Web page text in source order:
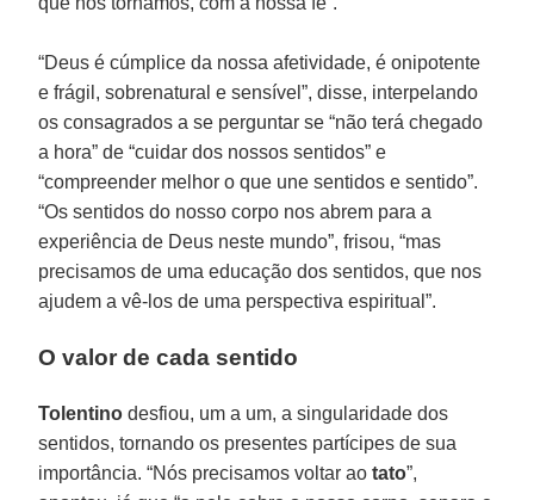
“Deus é cúmplice da nossa afetividade, é onipotente
e frágil, sobrenatural e sensível”, disse, interpelando
os consagrados a se perguntar se “não terá chegado
a hora” de “cuidar dos nossos sentidos” e
“compreender melhor o que une sentidos e sentido”.
“Os sentidos do nosso corpo nos abrem para a
experiência de Deus neste mundo”, frisou, “mas
precisamos de uma educação dos sentidos, que nos
ajudem a vê-los de uma perspectiva espiritual”.
O valor de cada sentido
Tolentino desfiou, um a um, a singularidade dos
sentidos, tornando os presentes partícipes de sua
importância. “Nós precisamos voltar aotato”,